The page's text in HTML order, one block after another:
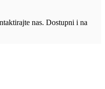
nas. Dostupni i na